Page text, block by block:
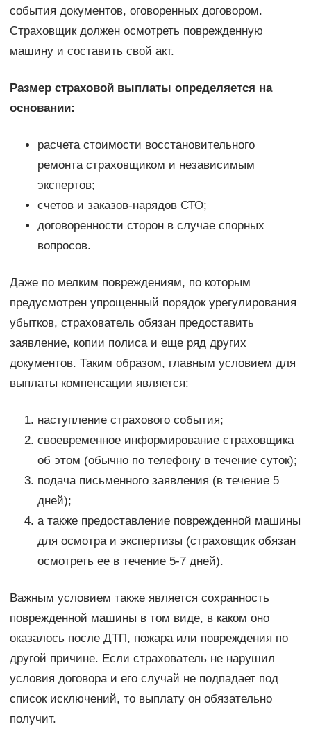
события документов, оговоренных договором.
Страховщик должен осмотреть поврежденную
машину и составить свой акт.
Размер страховой выплаты определяется на
основании:
расчета стоимости восстановительного
ремонта страховщиком и независимым
экспертов;
счетов и заказов-нарядов СТО;
договоренности сторон в случае спорных
вопросов.
Даже по мелким повреждениям, по которым
предусмотрен упрощенный порядок урегулирования
убытков, страхователь обязан предоставить
заявление, копии полиса и еще ряд других
документов. Таким образом, главным условием для
выплаты компенсации является:
наступление страхового события;
своевременное информирование страховщика
об этом (обычно по телефону в течение суток);
подача письменного заявления (в течение 5
дней);
а также предоставление поврежденной машины
для осмотра и экспертизы (страховщик обязан
осмотреть ее в течение 5-7 дней).
Важным условием также является сохранность
поврежденной машины в том виде, в каком оно
оказалось после ДТП, пожара или повреждения по
другой причине. Если страхователь не нарушил
условия договора и его случай не подпадает под
список исключений, то выплату он обязательно
получит.